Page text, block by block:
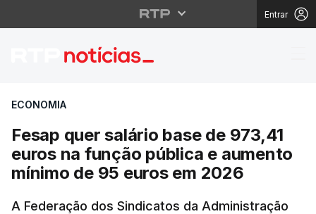
Entrar
Fesap quer salário
ECONOMIA
Fesap quer salário base de 973,41
euros na função pública e aumento
mínimo de 95 euros em 2026
A Federação dos Sindicatos da Administração